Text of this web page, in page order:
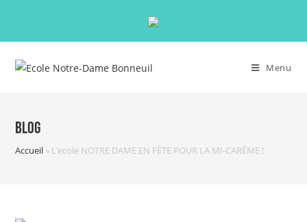
Menu
Blog
Accueil » L’ecole NOTRE DAME EN FÊTE POUR LA MI-CARÊME !